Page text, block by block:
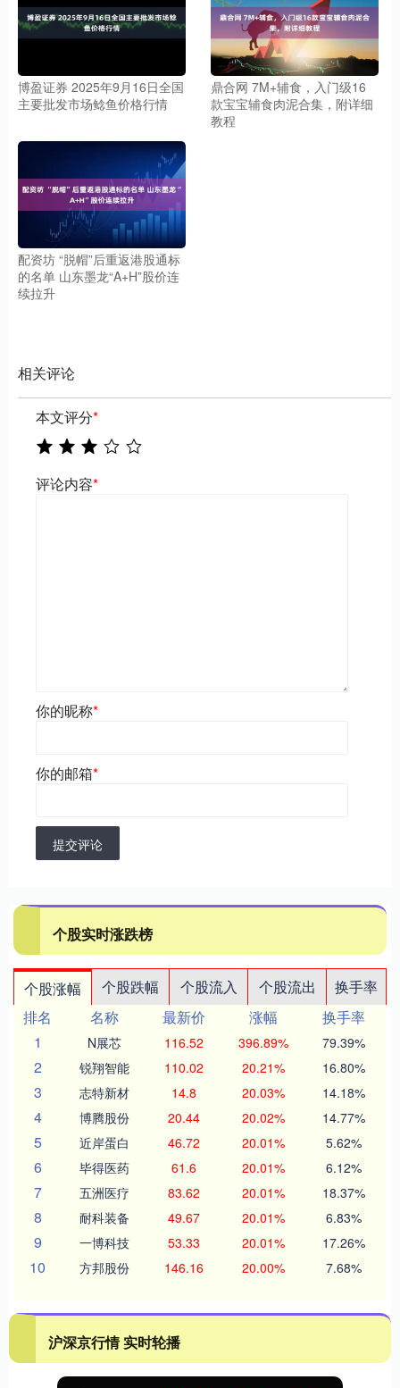
博盈证券 2025年9月16日全国
主要批发市场鲶鱼价格行情
鼎合网 7M+辅食，入门级16
款宝宝辅食肉泥合集，附详细
教程
配资坊 “脱帽”后重返港股通标
的名单 山东墨龙“A+H”股价连
续拉升
相关评论
本文评分*
评论内容*
你的昵称*
你的邮箱*
提交评论
个股实时涨跌榜
个股涨幅 个股跌幅 个股流入 个股流出
换手率
排名
名称 最新价 涨幅
换手率
1
N展芯 116.52 396.89% 79.39%
2 锐翔智能 110.02 20.21% 16.80%
3 志特新材 14.8 20.03% 14.18%
4 博腾股份 20.44 20.02% 14.77%
5 近岸蛋白 46.72 20.01% 5.62%
6 毕得医药 61.6 20.01% 6.12%
7 五洲医疗 83.62 20.01% 18.37%
8 耐科装备 49.67 20.01% 6.83%
9 一博科技 53.33 20.01% 17.26%
10 方邦股份 146.16 20.00% 7.68%
沪深京行情 实时轮播